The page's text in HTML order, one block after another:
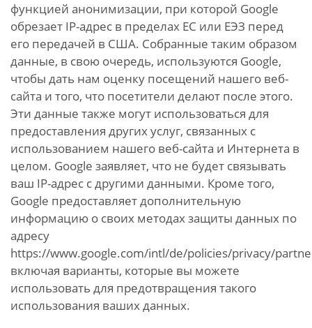
функцией анонимизации, при которой Google
обрезает IP-адрес в пределах ЕС или ЕЭЗ перед
его передачей в США. Собранные таким образом
данные, в свою очередь, используются Google,
чтобы дать нам оценку посещений нашего веб-
сайта и того, что посетители делают после этого.
Эти данные также могут использоваться для
предоставления других услуг, связанных с
использованием нашего веб-сайта и Интернета в
целом. Google заявляет, что не будет связывать
ваш IP-адрес с другими данными. Кроме того,
Google предоставляет дополнительную
информацию о своих методах защиты данных по
адресу
https://www.google.com/intl/de/policies/privacy/
включая варианты, которые вы можете
использовать для предотвращения такого
использования ваших данных.